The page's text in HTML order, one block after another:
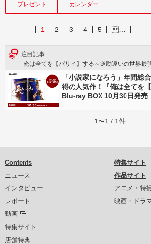
プレゼント カレンダー
1 2 3 4 5 …
注目記事
俺は全てを【パリイ】する～逆勘違いの世界最
「小説家になろう」年間総
得の人気作！『俺は全てを【
Blu-ray BOX 10月30日発売
1〜1 / 1件
Contents
ニュース
インタビュー
レポート
動画
特集サイト
店舗特典
特集サイト
作品サイト
アニメ・特
映画・ドラ